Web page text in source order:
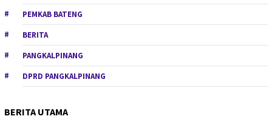
PEMKAB BATENG
BERITA
PANGKALPINANG
DPRD PANGKALPINANG
BERITA UTAMA